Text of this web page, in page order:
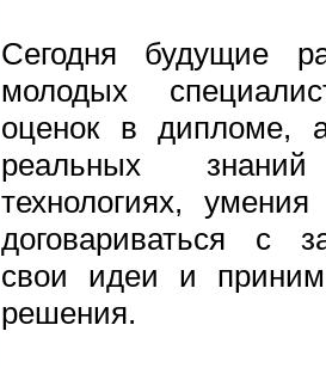
Сегодня будущие
молодых
оценок в дипломе,
реальных
технологиях,
договариваться с
свои идеи и
решения.